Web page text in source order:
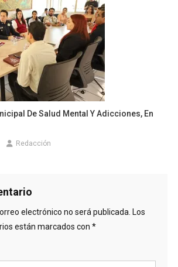
De Salud Mental Y Adicciones, En
Redacción
electrónico no será publicada. Los
están marcados con *